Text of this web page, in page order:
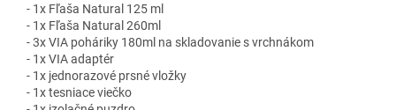
- 1x Fľaša Natural 125 ml
- 1x Fľaša Natural 260ml
- 3x VIA poháriky 180ml na skladovanie s vrchnákom
- 1x VIA adaptér
- 1x jednorazové prsné vložky
- 1x tesniace viečko